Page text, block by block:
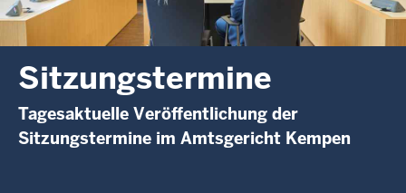
Sitzungstermine
Tagesaktuelle Veröffentlichung der
Sitzungstermine im Amtsgericht Kempen